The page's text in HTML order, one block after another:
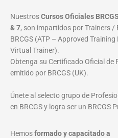
NuestrosCursos Oficiales
& 7, son impartidos por Trainers
BRCGS (ATP – Approved
Virtual Trainer).
Obtenga su Certificado Oficial
emitido por BRCGS (UK).
Únete al selecto grupo de
en BRCGS y logra ser un BRCGS
Hemosformado y capacitado a